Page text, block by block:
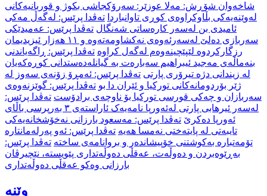
شاخەوان شۆڕش: مەلا عوزێر: سەرۆکجاشی بکوژ و قوربانیەکانی
لەوێنەیەکی بڵاوکراوەی کوڕی تاوانباردا تەڤدا پرێس: لەگەڵ مەکی
ئامیدی بن لەسەر کارەساتی شەنگال تەڤدا پرێس: عەمیدێكی
سەربازی دەلێ لەسەرئەوەی نەکشاومەتەوە و ١١ هەزار ئیزیدیمان
رزگارکردوە لێپێچینەوەم لەگەل کراوە تەڤدا پرێس: ڕاگەیاندنی
بنەماڵەی مەجید ئیبراهیم سەبارەت بە گیانلەدەستدانی کوڕەکەیان
لە زیندانی دژە تیرۆری پارتی تەڤدا پرێس: ئەمڕۆ زۆنەی سەوز لە
ژێر بۆردومانەکانی تورکیا و ئێران دا بو تەڤدا پرێس: گوێزنەوەی
سەربازان و چەکی قورسی تورکیا بۆ ناوچەی برادۆست تەڤدا پرێس:
لەسەر ئیرهابی پارتی لەئەورپا نامەیەک ئاراستەی ٣ بەرپرسی باڵای
ئەورپا دەکرێ تەڤدا پرێس: مەسعود بارزانی نەخۆشخانەیەکی
تایبەتی لە پایتەختی نەمسا هەیە تەڤدا پرێس: ئەو پەرلەمانتارە
تۆمەتبارە بەکوشتنی خۆپیشاندەر و بروانامەی ساختە تەڤدا پرێس:
بەڕێوەبردن و دەوڵەت، عەقڵی دەوڵەتداری پێویستە، نێچیرڤان
بارزانی وەکو عەقڵی دەوڵەتداری
وێنە